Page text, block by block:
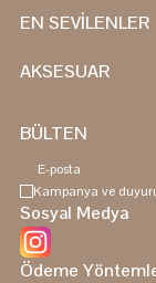
EN SEVİLENLER
AKSESUAR
BÜLTEN
Kampanya ve
Sosyal Medya
Ödeme